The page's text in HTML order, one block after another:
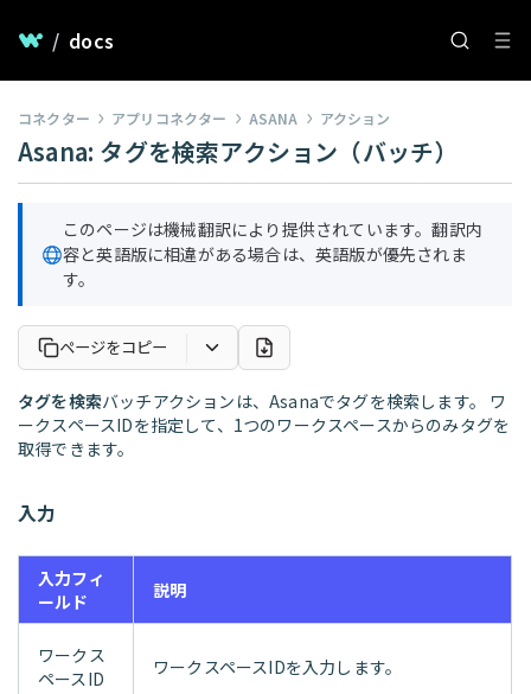
/ docs
コネクター アプリコネクター ASANA アクション
Asana: タグを検索アクション（バッチ）
このページは機械翻訳により提供されています。翻訳内
容と英語版に相違がある場合は、英語版が優先されま
す。
ページをコピー
タグを検索バッチアクションは、Asanaでタグを検索します。 ワ
ークスペースIDを指定して、1つのワークスペースからのみタグを
取得できます。
入力
入力フィ
ールド
説明
ワークス
ペースID
ワークスペースIDを入力します。